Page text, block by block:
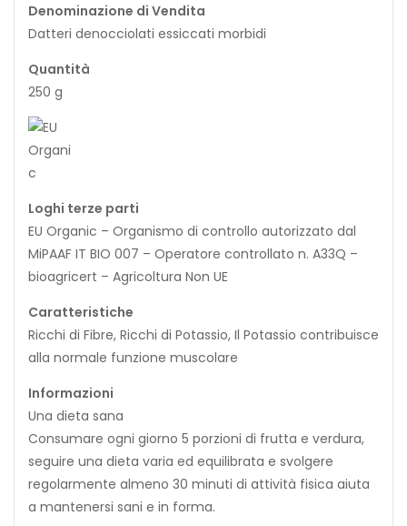
Denominazione di Vendita
Datteri denocciolati essiccati morbidi
Quantità
250 g
Loghi terze parti
EU Organic – Organismo di controllo autorizzato dal
MiPAAF IT BIO 007 – Operatore controllato n. A33Q –
bioagricert – Agricoltura Non UE
Caratteristiche
Ricchi di Fibre, Ricchi di Potassio, Il Potassio contribuisce
alla normale funzione muscolare
Informazioni
Una dieta sana
Consumare ogni giorno 5 porzioni di frutta e verdura,
seguire una dieta varia ed equilibrata e svolgere
regolarmente almeno 30 minuti di attività fisica aiuta
a mantenersi sani e in forma.